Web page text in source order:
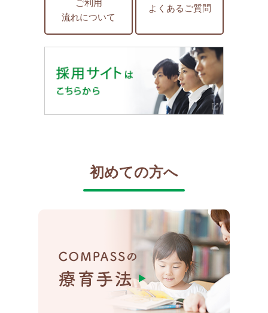
ご利用
流れについて
よくあるご質問
初めての方へ